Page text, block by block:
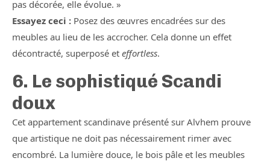
pas décorée, elle évolue. »
Essayez ceci : Posez des œuvres encadrées sur des
meubles au lieu de les accrocher. Cela donne un effet
décontracté, superposé et effortless.
6. Le sophistiqué Scandi
doux
Cet appartement scandinave présenté sur Alvhem prouve
que artistique ne doit pas nécessairement rimer avec
encombré. La lumière douce, le bois pâle et les meubles